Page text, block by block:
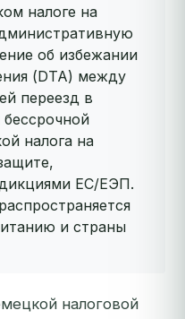
налоге на
об избежании
(DTA) между
переезд в
налога на
ЕС/ЕЭП.
и страны
налоговой